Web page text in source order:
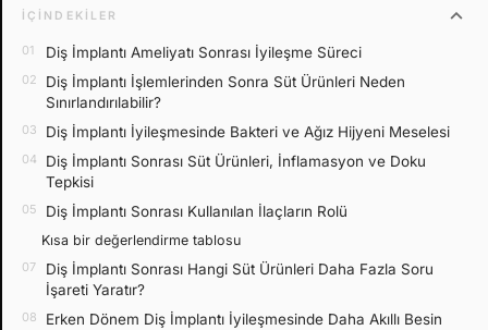
İÇINDEKILER expand_more
Diş İmplantı Ameliyatı Sonrası İyileşme Süreci
Diş İmplantı İşlemlerinden Sonra Süt Ürünleri Neden
Sınırlandırılabilir?
Diş İmplantı İyileşmesinde Bakteri ve Ağız Hijyeni Meselesi
Diş İmplantı Sonrası Süt Ürünleri, İnflamasyon ve Doku
Tepkisi
Diş İmplantı Sonrası Kullanılan İlaçların Rolü
Kısa bir değerlendirme tablosu
Diş İmplantı Sonrası Hangi Süt Ürünleri Daha Fazla Soru
İşareti Yaratır?
Erken Dönem Diş İmplantı İyileşmesinde Daha Akıllı Besin